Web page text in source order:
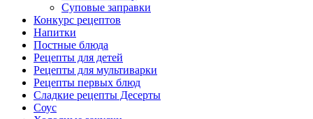
Суповые заправки
Конкурс рецептов
Напитки
Постные блюда
Рецепты для детей
Рецепты для мультиварки
Рецепты первых блюд
Сладкие рецепты Десерты
Соус